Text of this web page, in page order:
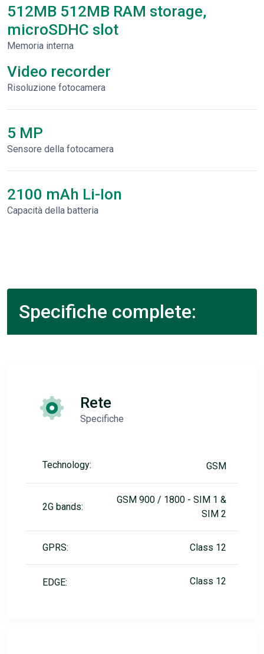
512MB 512MB RAM storage,
microSDHC slot
Memoria interna
Video recorder
Risoluzione fotocamera
5 MP
Sensore della fotocamera
2100 mAh Li-Ion
Capacità della batteria
Specifiche complete:
Rete
Specifiche
Technology: GSM
2G bands:
GSM 900 / 1800 - SIM 1 &
SIM 2
GPRS: Class 12
EDGE: Class 12